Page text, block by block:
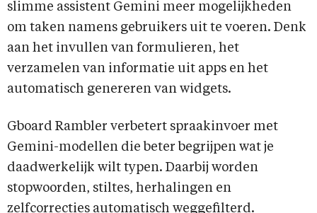
slimme assistent Gemini meer mogelijkheden
om taken namens gebruikers uit te voeren. Denk
aan het invullen van formulieren, het
verzamelen van informatie uit apps en het
automatisch genereren van widgets.
Gboard Rambler verbetert spraakinvoer met
Gemini-modellen die beter begrijpen wat je
daadwerkelijk wilt typen. Daarbij worden
stopwoorden, stiltes, herhalingen en
zelfcorrecties automatisch weggefilterd.